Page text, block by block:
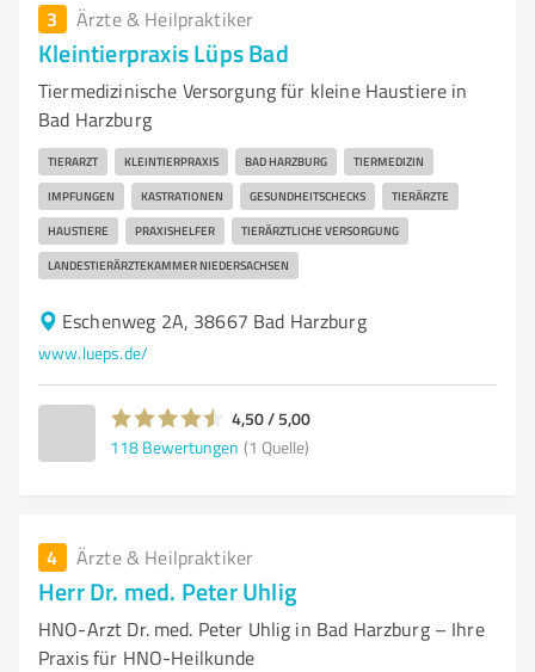
3 Ärzte & Heilpraktiker
Kleintierpraxis Lüps Bad
Tiermedizinische Versorgung für kleine Haustiere in
Bad Harzburg
TIERARZT KLEINTIERPRAXIS BAD HARZBURG TIERMEDIZIN
IMPFUNGEN KASTRATIONEN GESUNDHEITSCHECKS TIERÄRZTE
HAUSTIERE PRAXISHELFER TIERÄRZTLICHE VERSORGUNG
LANDESTIERÄRZTEKAMMER NIEDERSACHSEN
Eschenweg 2A, 38667 Bad Harzburg
www.lueps.de/
4,50 / 5,00
118 Bewertungen (1 Quelle)
4 Ärzte & Heilpraktiker
Herr Dr. med. Peter Uhlig
HNO-Arzt Dr. med. Peter Uhlig in Bad Harzburg – Ihre
Praxis für HNO-Heilkunde